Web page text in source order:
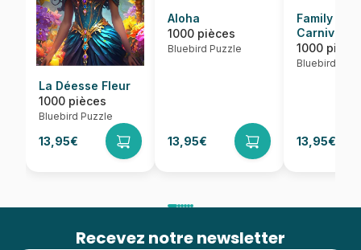
La Déesse Fleur
1000 pièces
Bluebird Puzzle
13,95€
Aloha
1000 pièces
Bluebird Puzzle
13,95€
Family Fun
Carnival
1000
Bluebird
13,95€
Recevez notre newsletter